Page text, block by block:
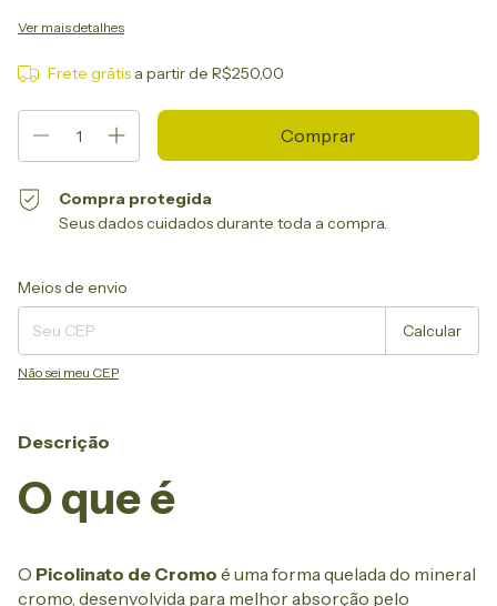
Ver mais detalhes
Frete grátis a partir de R$250,00
Compra protegida
Seus dados cuidados durante toda a compra.
Entregas para o CEP:
Meios de envio
Calcular
Não sei meu CEP
Descrição
O que é
O Picolinato de Cromo é uma forma quelada do mineral
cromo, desenvolvida para melhor absorção pelo